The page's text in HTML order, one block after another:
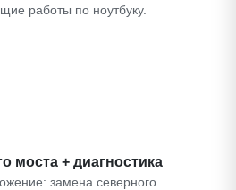
работы по ноутбуку.
моста + диагностика
замена северного